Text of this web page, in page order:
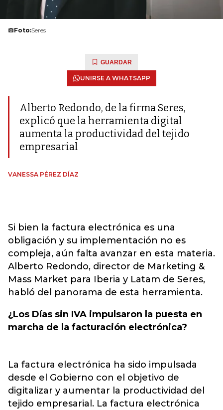
Foto:Seres
GUARDAR
UNIRSE A WHATSAPP
Alberto Redondo, de la firma Seres,
explicó que la herramienta digital
aumenta la productividad del tejido
empresarial
VANESSA PÉREZ DÍAZ
Si bien la factura electrónica es una
obligación y su implementación no es
compleja, aún falta avanzar en esta materia.
Alberto Redondo, director de Marketing &
Mass Market para Iberia y Latam de Seres,
habló del panorama de esta herramienta.
¿Los Días sin IVA impulsaron la puesta en
marcha de la facturación electrónica?
La factura electrónica ha sido impulsada
desde el Gobierno con el objetivo de
digitalizar y aumentar la productividad del
tejido empresarial. La factura electrónica